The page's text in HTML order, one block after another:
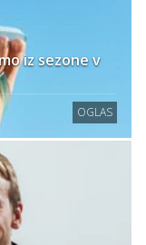
iz sezone v
OGLAS